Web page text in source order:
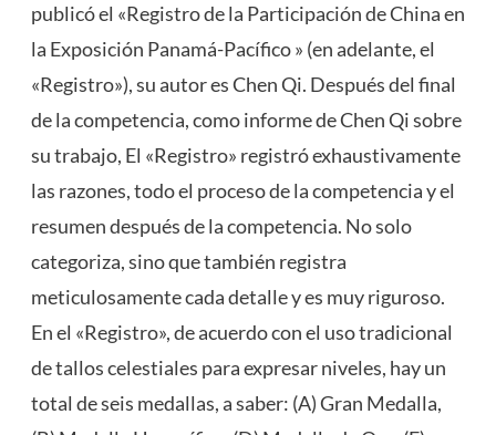
publicó el «Registro de la Participación de China en
la Exposición Panamá-Pacífico » (en adelante, el
«Registro»), su autor es Chen Qi. Después del final
de la competencia, como informe de Chen Qi sobre
su trabajo, El «Registro» registró exhaustivamente
las razones, todo el proceso de la competencia y el
resumen después de la competencia. No solo
categoriza, sino que también registra
meticulosamente cada detalle y es muy riguroso.
En el «Registro», de acuerdo con el uso tradicional
de tallos celestiales para expresar niveles, hay un
total de seis medallas, a saber: (A) Gran Medalla,